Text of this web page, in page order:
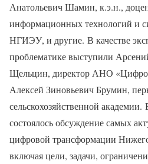
Анатольевич Шамин, к.э.н.,
информационных технологий и
НГИЭУ, и другие. В качестве
проблематике выступили
Щельцин, директор АНО
Алексей Зиновьевич Брумин,
сельскохозяйственной
состоялось обсуждение самых
цифровой трансформации
включая цели, задачи,